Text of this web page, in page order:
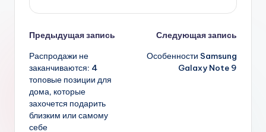
Навигация
записи
Предыдущая запись
Распродажи не
заканчиваются: 4
топовые позиции для
дома, которые
захочется подарить
близким или самому
себе
Следующая запись
Особенности Samsung
Galaxy Note 9